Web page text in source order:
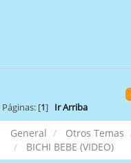
Páginas: [1] Ir Arriba
General Otros Temas
BICHI BEBE (VIDEO)